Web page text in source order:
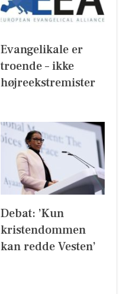
Evangelikale er
troende – ikke
højreekstremister
Debat: ’Kun
kristendommen
kan redde Vesten’